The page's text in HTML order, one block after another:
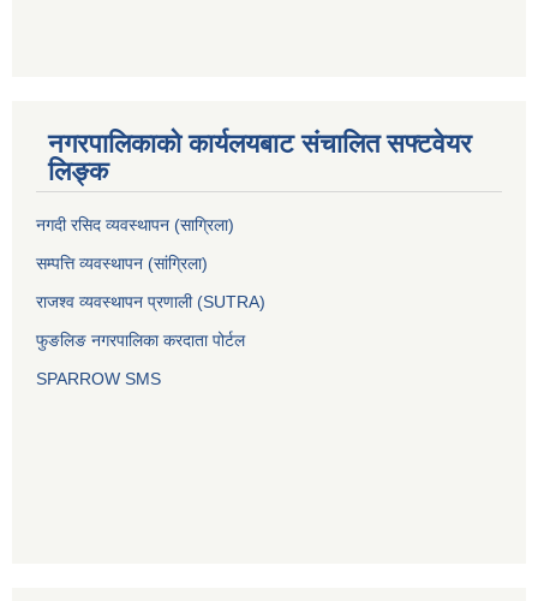
नगरपालिकाको कार्यलयबाट संचालित सफ्टवेयर
लिङ्क
नगदी रसिद व्यवस्थापन (साग्रिला)
सम्पत्ति व्यवस्थापन (सांग्रिला)
राजश्व व्यवस्थापन प्रणाली (SUTRA)
फुङलिङ नगरपालिका करदाता पोर्टल
SPARROW SMS